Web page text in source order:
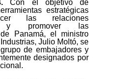
.Con el objetivo de
estratégicas
las relaciones
y promover las
Panamá, el ministro
Julio Moltó, se
de embajadores y
designados por